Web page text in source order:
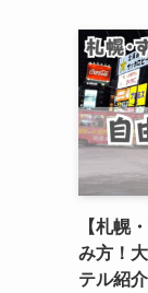
【札幌
み方！
テル紹